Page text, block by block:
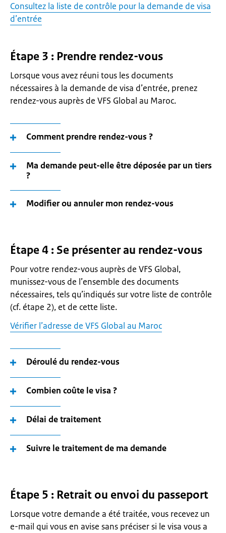
Consultez la liste de contrôle pour la demande de visa
d’entrée
Étape 3 : Prendre rendez-vous
Lorsque vous avez réuni tous les documents
nécessaires à la demande de visa d’entrée, prenez
rendez-vous auprès de VFS Global au Maroc.
Comment prendre rendez-vous ?
Ma demande peut-elle être déposée par un tiers
?
Modifier ou annuler mon rendez-vous
Étape 4 : Se présenter au rendez-vous
Pour votre rendez-vous auprès de VFS Global,
munissez-vous de l’ensemble des documents
nécessaires, tels qu’indiqués sur votre liste de contrôle
(cf. étape 2), et de cette liste.
Vérifier l’adresse de VFS Global au Maroc
Déroulé du rendez-vous
Combien coûte le visa ?
Délai de traitement
Suivre le traitement de ma demande
Étape 5 : Retrait ou envoi du passeport
Lorsque votre demande a été traitée, vous recevez un
e-mail qui vous en avise sans préciser si le visa vous a